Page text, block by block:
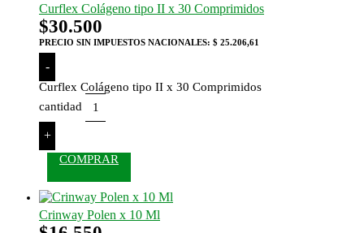
Curflex Colágeno tipo II x 30 Comprimidos
$30.500
PRECIO SIN IMPUESTOS NACIONALES: $ 25.206,61
-
Curflex Colágeno tipo II x 30 Comprimidos
cantidad
+
COMPRAR
Crinway Polen x 10 Ml